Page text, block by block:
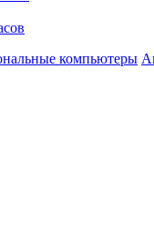
компьютеры